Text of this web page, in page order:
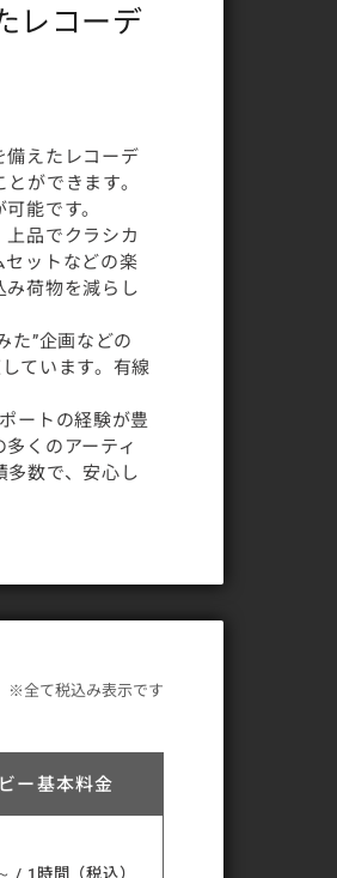
レコーデ
備えたレコーデ
ができます。
能です。
品でクラシカ
セットなどの楽
み荷物を減らし
た”企画などの
ています。有線
ートの経験が豊
くのアーティ
多数で、安心し
※全て税込み表示です
ー基本料金
/ 1時間（税込）